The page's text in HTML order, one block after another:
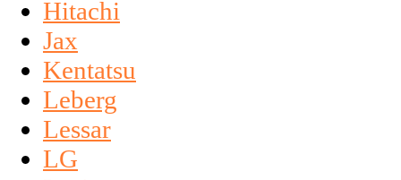
Hitachi
Jax
Kentatsu
Leberg
Lessar
LG